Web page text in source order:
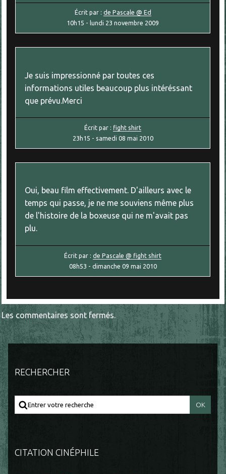
Écrit par : de Pascale @ Ed
10h15 - lundi 23 novembre 2009
Je suis impressionné par toutes ces
informations utiles beaucoup plus intéréssant
que prévu.Merci
Écrit par : fight shirt
23h15 - samedi 08 mai 2010
Oui, beau film effectivement. D'ailleurs avec le
temps qui passe, je ne me souviens même plus
de l'histoire de la boxeuse qui ne m'avait pas
plu.
Écrit par :de Pascale @ fight shirt
08h53 - dimanche 09 mai 2010
Les commentaires sont fermés.
RECHERCHER
CITATION CINÉPHILE